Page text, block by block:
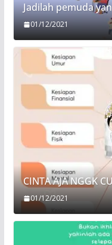
Jadilah pemuda
01/12/2021
CINTA AJA NGGK
01/12/2021